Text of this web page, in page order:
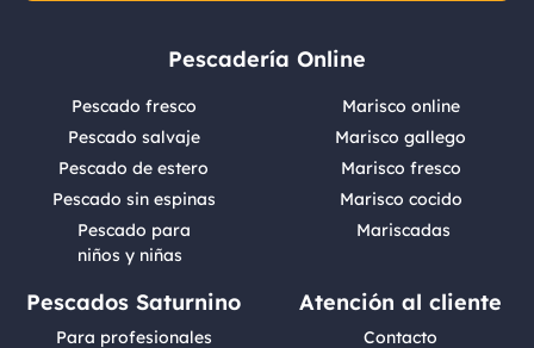
Pescadería Online
Pescado fresco
Pescado salvaje
Pescado de estero
Pescado sin espinas
Pescado para
niños y niñas
Marisco online
Marisco gallego
Marisco fresco
Marisco cocido
Mariscadas
Pescados Saturnino
Para profesionales
Atención al cliente
Contacto